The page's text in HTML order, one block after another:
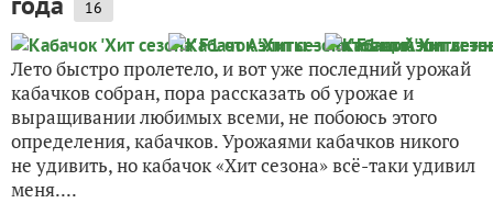
16
Лето быстро пролетело, и вот уже последний урожай
кабачков собран, пора рассказать об урожае и
выращивании любимых всеми, не побоюсь этого
определения, кабачков. Урожаями кабачков никого
не удивить, но кабачок «Хит сезона» всё-таки удивил
меня....